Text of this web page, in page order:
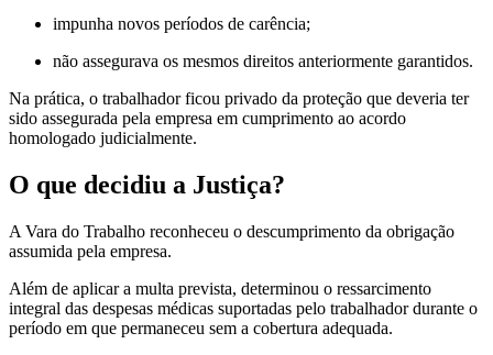
impunha novos períodos de carência;
não assegurava os mesmos direitos anteriormente garantidos.
Na prática, o trabalhador ficou privado da proteção que deveria ter
sido assegurada pela empresa em cumprimento ao acordo
homologado judicialmente.
O que decidiu a Justiça?
A Vara do Trabalho reconheceu o descumprimento da obrigação
assumida pela empresa.
Além de aplicar a multa prevista, determinou o ressarcimento
integral das despesas médicas suportadas pelo trabalhador durante o
período em que permaneceu sem a cobertura adequada.